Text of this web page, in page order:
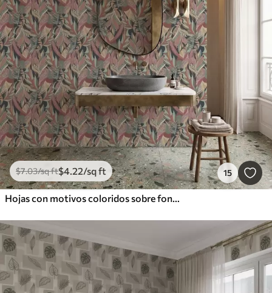
$7.03/sq ft$4.22/sq ft 15
Hojas con motivos coloridos sobre fondo oscuro